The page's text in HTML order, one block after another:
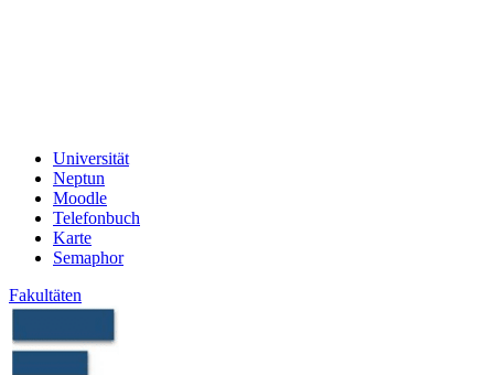
Universität
Neptun
Moodle
Telefonbuch
Karte
Semaphor
Fakultäten